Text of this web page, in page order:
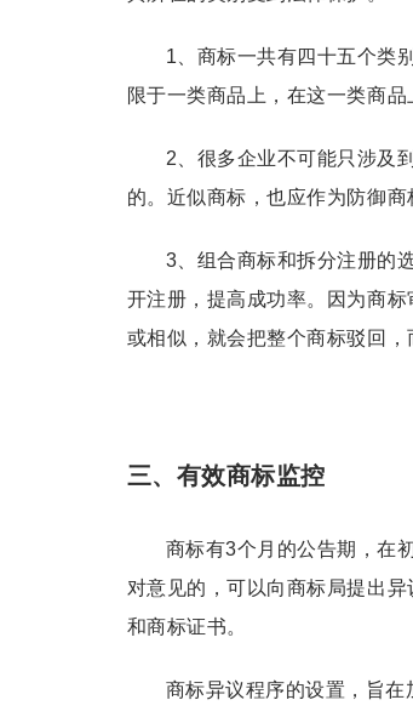
1、商标一共有四十五个类
限于一类商品上，在这一类商
2、很多企业不可能只涉及
的。近似商标，也应作为防御
3、组合商标和拆分注册的
开注册，提高成功率。因为商
或相似，就会把整个商标驳回
三、有效商标监控
商标有3个月的公告期，在
对意见的，可以向商标局提出
和商标证书。
商标异议程序的设置，旨